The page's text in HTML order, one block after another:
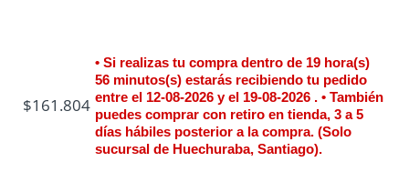
$161.804
• Si realizas tu compra dentro de 19 hora(s)
56 minutos(s) estarás recibiendo tu pedido
entre el 12-08-2026 y el 19-08-2026 . • También
puedes comprar con retiro en tienda, 3 a 5
días hábiles posterior a la compra. (Solo
sucursal de Huechuraba, Santiago).